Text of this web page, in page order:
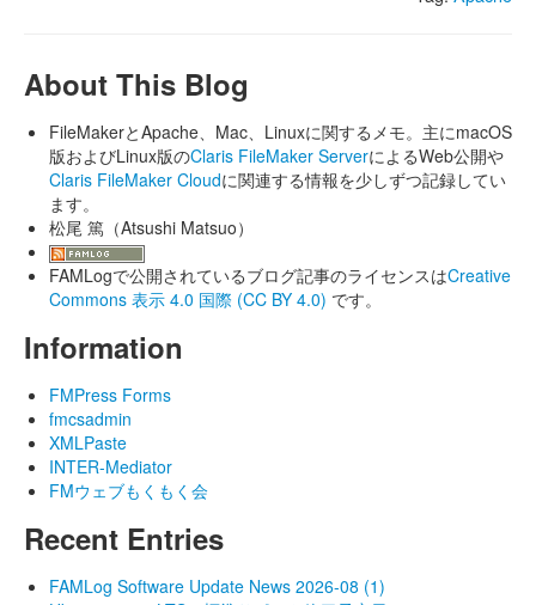
About This Blog
FileMakerとApache、Mac、Linuxに関するメモ。主にmacOS
版およびLinux版のClaris FileMaker ServerによるWeb公開や
Claris FileMaker Cloudに関連する情報を少しずつ記録してい
ます。
松尾 篤（Atsushi Matsuo）
FAMLogで公開されているブログ記事のライセンスはCreative
Commons 表示 4.0 国際 (CC BY 4.0) です。
Information
FMPress Forms
fmcsadmin
XMLPaste
INTER-Mediator
FMウェブもくもく会
Recent Entries
FAMLog Software Update News 2026-08 (1)